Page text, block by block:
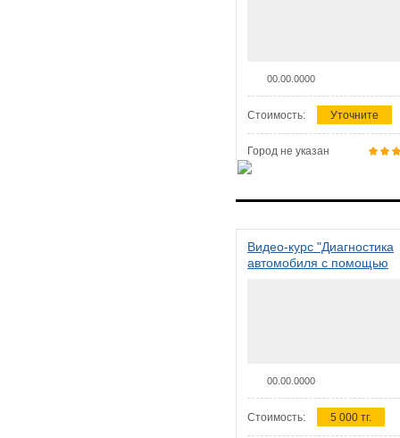
00.00.0000
Стоимость: Уточните
Город не указан
Видео-курс "Диагностика
автомобиля с помощью
00.00.0000
Стоимость: 5 000 тг.